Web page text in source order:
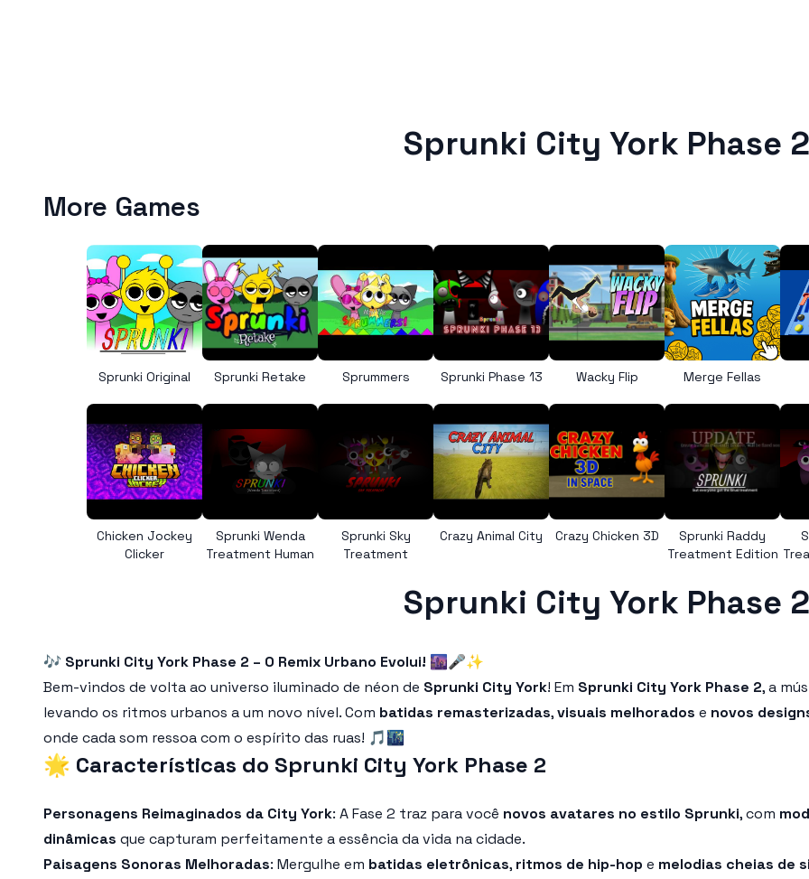
Sprunki City York Phase 2
More Games
Sprunki Original Sprunki Retake Sprummers Sprunki Phase 13 Wacky Flip Merge Fellas
Chicken Jockey
Clicker
Sprunki Wenda
Treatment Human
Sprunki Sky
Treatment
Crazy Animal City Crazy Chicken 3D
Sprunki Raddy
Treatment Edition
Sprunki City York Phase 2
🎶 Sprunki City York Phase 2 – O Remix Urbano Evolui! 🌆🎤✨
Bem-vindos de volta ao universo iluminado de néon de Sprunki City York! Em Sprunki City York Phase 2, a
levando os ritmos urbanos a um novo nível. Com batidas remasterizadas,visuais melhorados e novos
onde cada som ressoa com o espírito das ruas! 🎵🌃
🌟 Características do Sprunki City York Phase 2
Personagens Reimaginados da City York: A Fase 2 traz para você novos avatares no estilo Sprunki, com
dinâmicas que capturam perfeitamente a essência da vida na cidade.
Paisagens Sonoras Melhoradas: Mergulhe em batidas eletrônicas, ritmos de hip-hop e melodias cheias de